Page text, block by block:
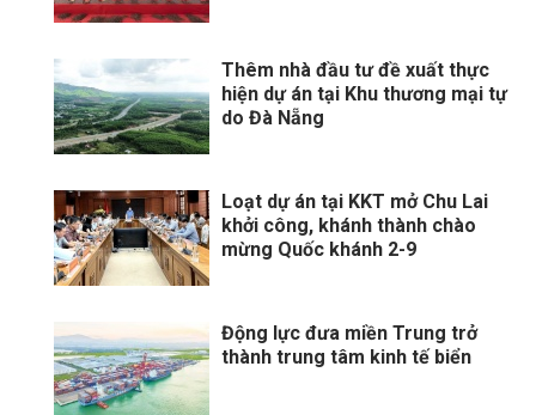
Thêm nhà đầu tư đề xuất thực
hiện dự án tại Khu thương mại tự
do Đà Nẵng
Loạt dự án tại KKT mở Chu Lai
khởi công, khánh thành chào
mừng Quốc khánh 2-9
Động lực đưa miền Trung trở
thành trung tâm kinh tế biển